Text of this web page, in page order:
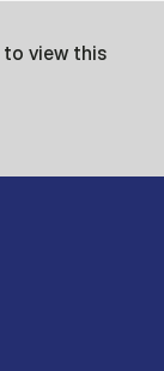
to view this